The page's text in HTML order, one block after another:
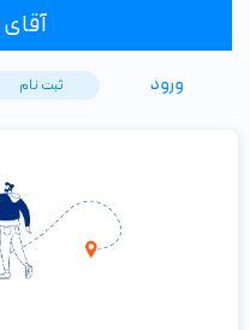
ورود ثبت ‌نام